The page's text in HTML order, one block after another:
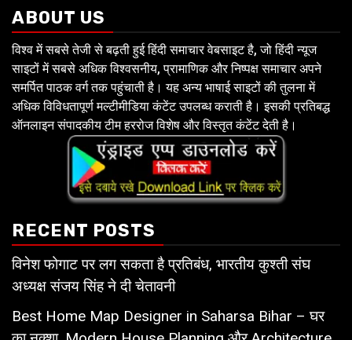
ABOUT US
विश्व में सबसे तेजी से बढ़ती हुई हिंदी समाचार वेबसाइट है, जो हिंदी न्यूज
साइटों में सबसे अधिक विश्वसनीय, प्रामाणिक और निष्पक्ष समाचार अपने
समर्पित पाठक वर्ग तक पहुंचाती है। यह अन्य भाषाई साइटों की तुलना में
अधिक विविधतापूर्ण मल्टीमीडिया कंटेंट उपलब्ध कराती है। इसकी प्रतिबद्ध
ऑनलाइन संपादकीय टीम हररोज विशेष और विस्तृत कंटेंट देती है।
RECENT POSTS
विनेश फोगाट पर लग सकता है प्रतिबंध, भारतीय कुश्ती संघ
अध्यक्ष संजय सिंह ने दी चेतावनी
Best Home Map Designer in Saharsa Bihar – घर